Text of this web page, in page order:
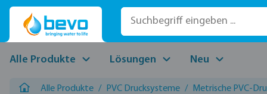
Hauptinhalt springen
Zur Suche springen
Zur Hauptnavigation springen
Alle Produkte Lösungen Neu
Alle Produkte / PVC Drucksysteme / Metrische PVC-